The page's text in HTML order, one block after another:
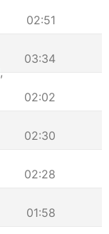
02:51
03:34
,
02:02
02:30
02:28
01:58